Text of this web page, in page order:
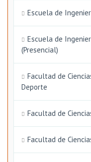
Escuela de
Escuela de
(Presencial)
Facultad de
Deporte
Facultad de
Facultad de